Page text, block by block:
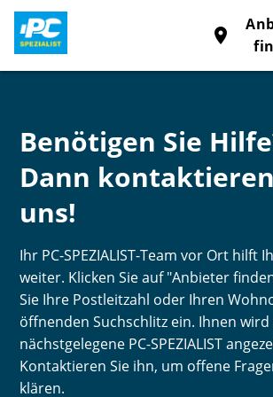
place
Benötigen Sie
Dann
uns!
Ihr PC-SPEZIALIST-Team vor Ort hilft
weiter. Klicken Sie auf "Anbieter
Sie Ihre Postleitzahl oder Ihren
öffnenden Suchschlitz ein. Ihnen
nächstgelegene PC-SPEZIALIST
Kontaktieren Sie ihn, um offene
klären.